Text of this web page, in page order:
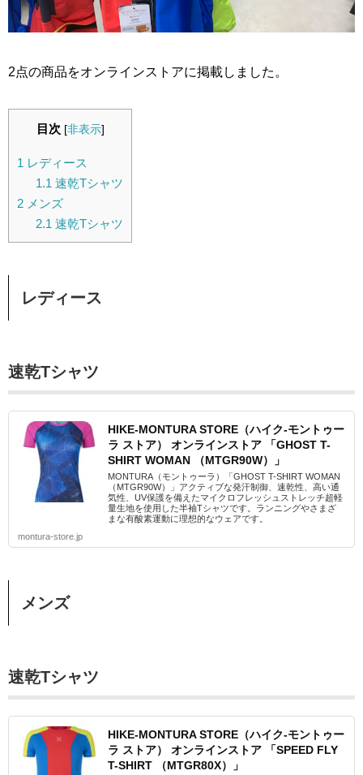
2点の商品をオンラインストアに掲載しました。
目次 [非表示]
1 レディース
1.1 速乾Tシャツ
2 メンズ
2.1 速乾Tシャツ
レディース
速乾Tシャツ
HIKE-MONTURA STORE（ハイク-モントゥー
ラ ストア） オンラインストア 「GHOST T-
SHIRT WOMAN （MTGR90W）」
MONTURA（モントゥーラ）「GHOST T-SHIRT WOMAN
（MTGR90W）」アクティブな発汗制御、速乾性、高い通
気性、UV保護を備えたマイクロフレッシュストレッチ超軽
量生地を使用した半袖Tシャツです。ランニングやさまざ
まな有酸素運動に理想的なウェアです。
montura-store.jp
メンズ
速乾Tシャツ
HIKE-MONTURA STORE（ハイク-モントゥー
ラ ストア） オンラインストア 「SPEED FLY
T-SHIRT （MTGR80X）」